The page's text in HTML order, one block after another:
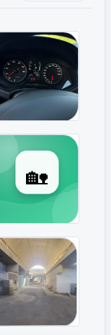
שבוע שלם של
שבוע שלם של